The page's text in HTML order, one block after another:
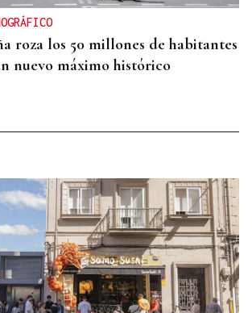
roza los 50 millones de habitantes
nuevo máximo histórico